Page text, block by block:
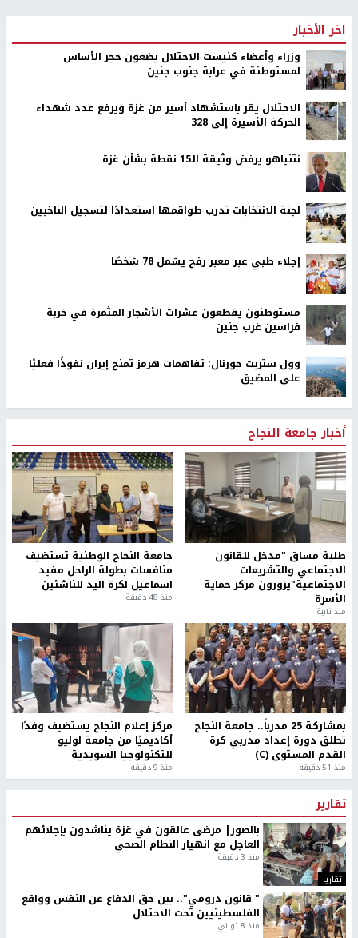
اخر الأخبار
وزراء وأعضاء كنيست الاحتلال يضعون حجر الأساس
لمستوطنة في عرابة جنوب جنين
الاحتلال يقر باستشهاد أسير من غزة ويرفع عدد شهداء
الحركة الأسيرة إلى 328
نتنياهو يرفض وثيقة الـ15 نقطة بشأن غزة
لجنة الانتخابات تدرب طواقمها استعدادًا لتسجيل الناخبين
إجلاء طبي عبر معبر رفح يشمل 78 شخصًا
مستوطنون يقطعون عشرات الأشجار المثمرة في خربة
فراسين غرب جنين
وول ستريت جورنال: تفاهمات هرمز تمنح إيران نفوذًا فعليًا
على المضيق
أخبار جامعة النجاح
طلبة مساق "مدخل للقانون
الاجتماعي والتشريعات
الاجتماعية"يزورون مركز حماية
الأسرة
منذ ثانية
جامعة النجاح الوطنية تستضيف
منافسات بطولة الراحل مفيد
اسماعيل لكرة اليد للناشئين
منذ 48 دقيقة
بمشاركة 25 مدرباً.. جامعة النجاح
تطلق دورة إعداد مدربي كرة
القدم المستوى (C)
منذ 51 دقيقة
مركز إعلام النجاح يستضيف وفدًا
أكاديميًا من جامعة لوليو
للتكنولوجيا السويدية
منذ 9 دقيقة
تقارير
تقارير
بالصور| مرضى عالقون في غزة يناشدون بإجلائهم
العاجل مع انهيار النظام الصحي
منذ 3 دقيقة
" قانون درومي".. بين حق الدفاع عن النفس وواقع
الفلسطينيين تحت الاحتلال
منذ 8 ثواني